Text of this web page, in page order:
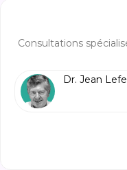
Consultations
Dr. Jean